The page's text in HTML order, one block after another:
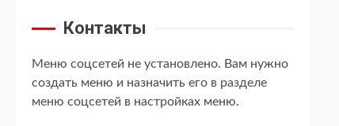
Контакты
Меню соцсетей не установлено. Вам нужно
создать меню и назначить его в разделе
меню соцсетей в настройках меню.